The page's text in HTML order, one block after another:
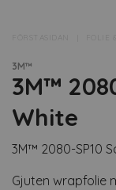
FÖRSTASIDAN FOLIE
3M™
3M™
White
3M™ 2080-SP10
Gjuten wrapfolie